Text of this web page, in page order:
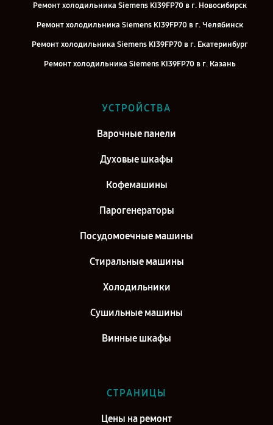
Ремонт холодильника Siemens KI39FP70 в г. Новосибирск
Ремонт холодильника Siemens KI39FP70 в г. Челябинск
Ремонт холодильника Siemens KI39FP70 в г. Екатеринбург
Ремонт холодильника Siemens KI39FP70 в г. Казань
Ремонт холодильника Siemens KI39FP70 в г. Саратов
Ремонт холодильника Siemens KI39FP70 в г. Киров
УСТРОЙСТВА
Варочные панели
Духовые шкафы
Кофемашины
Парогенераторы
Посудомоечные машины
Стиральные машины
Холодильники
Сушильные машины
Винные шкафы
СТРАНИЦЫ
Цены на ремонт